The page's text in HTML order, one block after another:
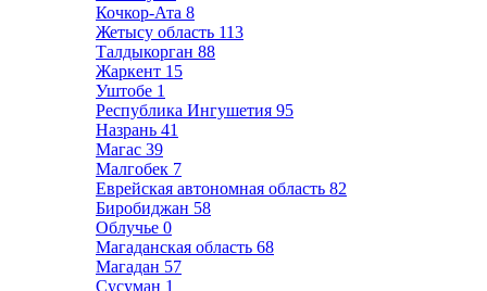
Кочкор-Ата 8
Жетысу область 113
Талдыкорган 88
Жаркент 15
Уштобе 1
Республика Ингушетия 95
Назрань 41
Магас 39
Малгобек 7
Еврейская автономная область 82
Биробиджан 58
Облучье 0
Магаданская область 68
Магадан 57
Сусуман 1